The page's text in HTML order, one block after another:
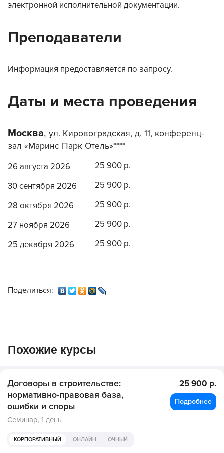
электронной исполнительной документации.
Преподаватели
Информация предоставляется по запросу.
Даты и места проведения
Москва, ул. Кировоградская, д. 11, конференц-
зал «Маринс Парк Отель»****
26 августа 2026 25 900 р.
30 сентября 2026 25 900 р.
28 октября 2026 25 900 р.
27 ноября 2026 25 900 р.
25 декабря 2026 25 900 р.
Поделиться:
Похожие курсы
Договоры в строительстве:
нормативно-правовая база,
ошибки и споры
Семинар, 1 день
КОРПОРАТИВНЫЙ ОНЛАЙН ОЧНЫЙ
25 900 р.
Подробнее